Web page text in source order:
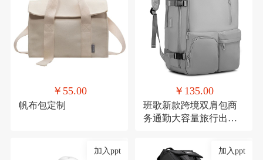
￥55.00
帆布包定制
￥135.00
班歌新款跨境双肩包商
务通勤大容量旅行出差
加入ppt 加入ppt